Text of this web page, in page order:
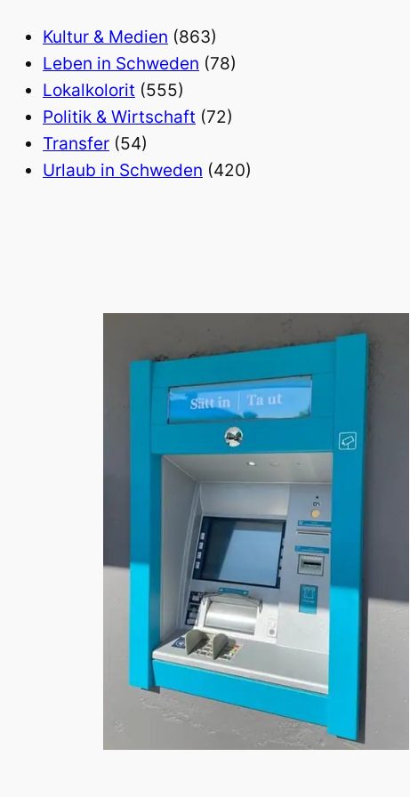
Kultur & Medien (863)
Leben in Schweden (78)
Lokalkolorit (555)
Politik & Wirtschaft (72)
Transfer (54)
Urlaub in Schweden (420)